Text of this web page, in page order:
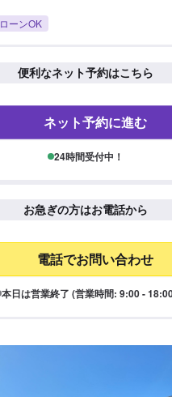
ローンOK
便利なネット予約はこちら
ネット予約に進む
24時間受付中！
お急ぎの方はお電話から
電話でお問い合わせ
本日は営業終了 (営業時間: 9:00 -